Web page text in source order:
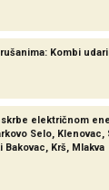
Kombi
električnom
Selo,
Krš, Mlakva